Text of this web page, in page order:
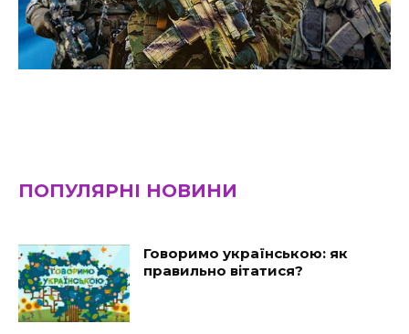
ПОПУЛЯРНІ НОВИНИ
Говоримо українською: як
правильно вітатися?